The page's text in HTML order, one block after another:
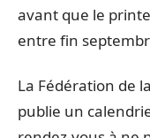
avant que le
entre fin
La Fédération de
publie un